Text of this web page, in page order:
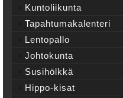
Kuntoliikunta
Tapahtumakalenteri
Lentopallo
Johtokunta
Susihölkkä
Hippo-kisat